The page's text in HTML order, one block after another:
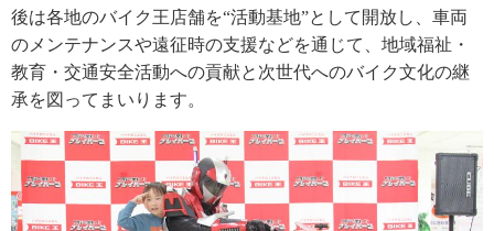
後は各地のバイク王店舗を“活動基地”として開放し、車両
のメンテナンスや遠征時の支援などを通じて、地域福祉・
教育・交通安全活動への貢献と次世代へのバイク文化の継
承を図ってまいります。